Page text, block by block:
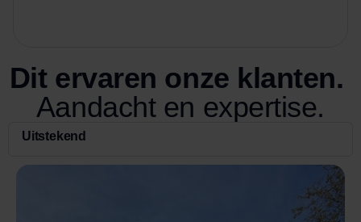
Dit ervaren onze klanten.
Aandacht en expertise.
Uitstekend